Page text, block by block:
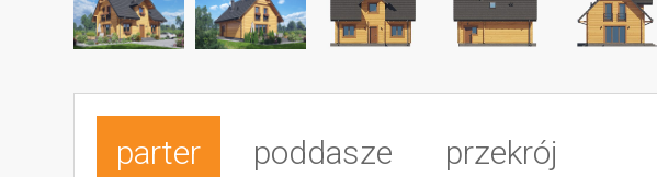
parter poddasze przekrój